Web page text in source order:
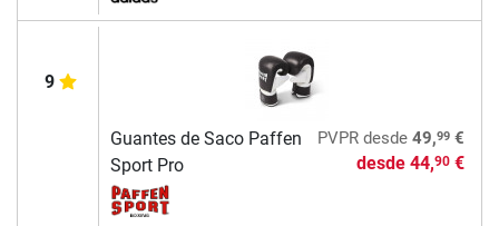
9
Guantes de Saco Paffen
Sport Pro
PVPRdesde 49,99€
desde 44,90€